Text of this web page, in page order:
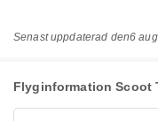
Senast uppdaterad den6
Flyginformation Scoot